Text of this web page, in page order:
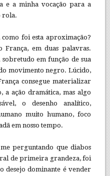
e a minha vocação para a
rola.
foi esta aproximação?
França, em duas palavras.
em função de sua
movimento negro. Lúcido,
consegue materializar
a ação dramática, mas algo
o desenho analítico,
muito humano, foco
em nosso tempo.
perguntando que diabos
de primeira grandeza, foi
desejo dominante é vender